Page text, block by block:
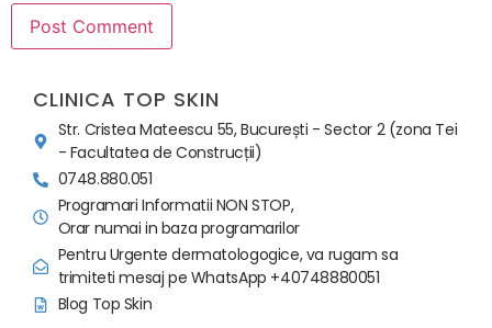
CLINICA TOP SKIN
Str. Cristea Mateescu 55, București - Sector 2 (zona Tei
- Facultatea de Construcții)
0748.880.051
Programari Informatii NON STOP,
Orar numai in baza programarilor
Pentru Urgente dermatologogice, va rugam sa
trimiteti mesaj pe WhatsApp +40748880051
Blog Top Skin